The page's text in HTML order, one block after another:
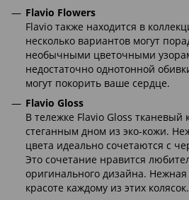
Flavio Flowers
Flavio также находится в
несколько вариантов могут
необычными цветочными
недостаточно однотонной
могут покорить ваше сердце.
Flavio Gloss
В тележке Flavio Gloss
стеганным дном из эко-кожи.
цвета идеально сочетаются с
Это сочетание нравится
оригинального дизайна.
красоте каждому из этих колясок.